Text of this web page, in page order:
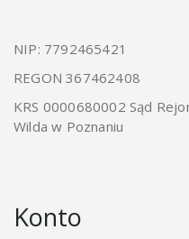
NIP: 7792465421
REGON 367462408
KRS 0000680002 Sąd
Wilda w Poznaniu
Konto